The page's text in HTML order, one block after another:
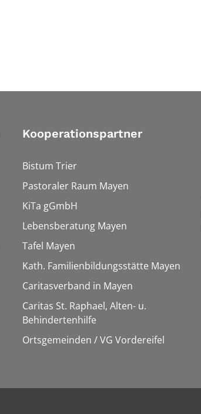
Kooperationspartner
Bistum Trier
Pastoraler Raum Mayen
KiTa gGmbH
Lebensberatung Mayen
Tafel Mayen
Kath. Familienbildungsstätte Mayen
Caritasverband in Mayen
Caritas St. Raphael, Alten- u.
Behindertenhilfe
Ortsgemeinden / VG Vordereifel